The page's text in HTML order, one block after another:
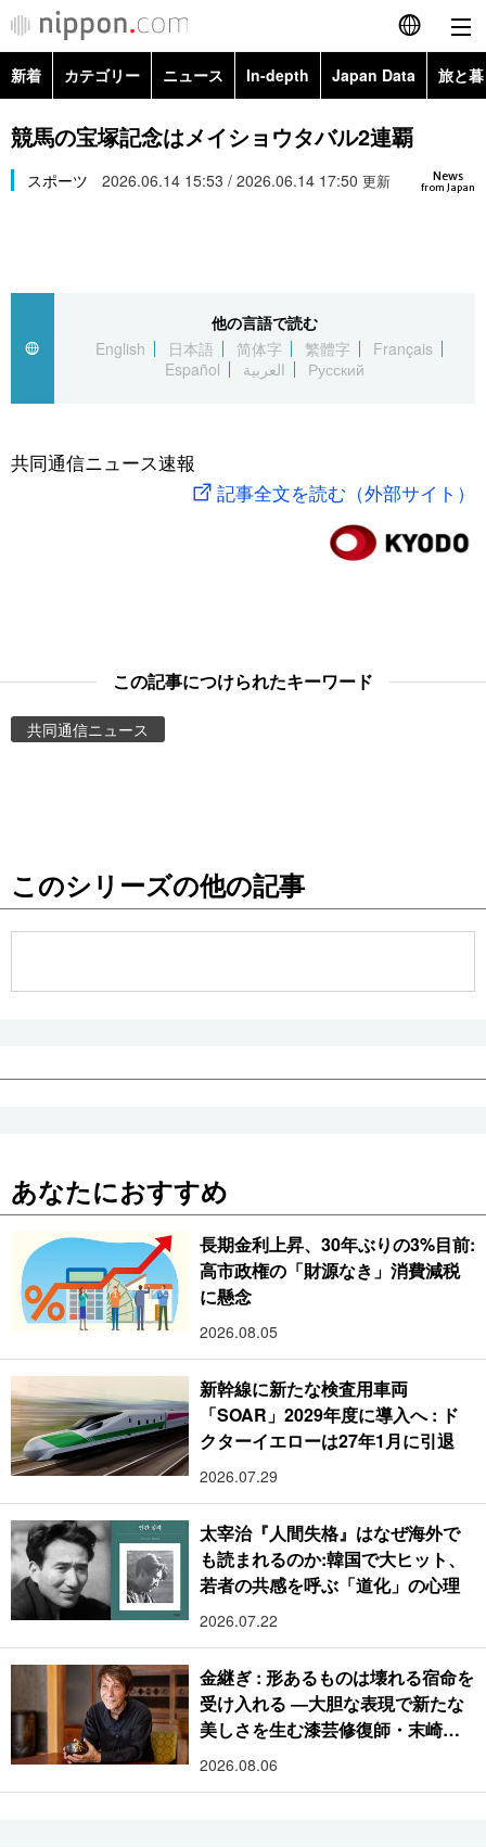
English
简体字
繁體字
العربية
社会
旅と暮らし
東京
新着 カテゴリー ニュース In-depth Japan Data 旅と
政治・外交
経済・ビジネス
社会
文化
科学・技術
暮らし
Topics
Images
お知らせ
競馬の宝塚記念はメイショウタバル2連覇
News
from Japan
スポーツ 2026.06.14 15:53 / 2026.06.14 17:50 更新
他の言語で読む
English
日本語 简体字 繁體字
Français
Español
العربية Русский
共同通信ニュース速報
記事全文を読む（外部サイト）
この記事につけられたキーワード
共同通信ニュース
このシリーズの他の記事
あなたにおすすめ
長期金利上昇、30年ぶりの3%目前:
高市政権の「財源なき」消費減税
に懸念
2026.08.05
新幹線に新たな検査用車両
「SOAR」2029年度に導入へ : ド
クターイエローは27年1月に引退
2026.07.29
太宰治『人間失格』はなぜ海外で
も読まれるのか:韓国で大ヒット、
若者の共感を呼ぶ「道化」の心理
2026.07.22
金継ぎ : 形あるものは壊れる宿命を
受け入れる ―大胆な表現で新たな
美しさを生む漆芸修復師・末崎広
樹
2026.08.06